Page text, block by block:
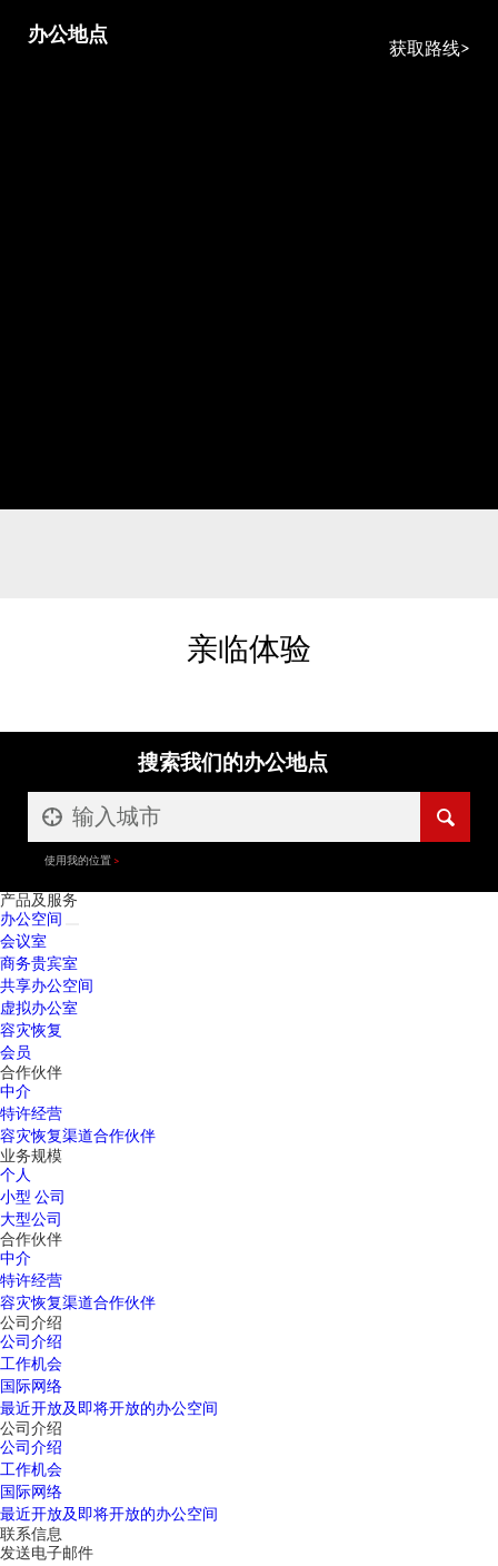
办公地点
获取路线
亲临体验
搜索我们的办公地点
使用我的位置
产品及服务
办公空间
会议室
商务贵宾室
共享办公空间
虚拟办公室
容灾恢复
会员
合作伙伴
中介
特许经营
容灾恢复渠道合作伙伴
业务规模
个人
小型 公司
大型公司
合作伙伴
中介
特许经营
容灾恢复渠道合作伙伴
公司介绍
公司介绍
工作机会
国际网络
最近开放及即将开放的办公空间
公司介绍
公司介绍
工作机会
国际网络
最近开放及即将开放的办公空间
联系信息
发送电子邮件